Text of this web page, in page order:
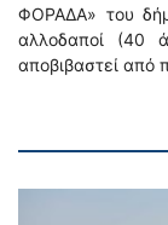
ΦΟΡΑΔΑ» του
αλλοδαποί (40
αποβιβαστεί από